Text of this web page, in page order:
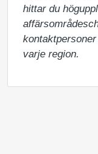
hittar du
varje region.